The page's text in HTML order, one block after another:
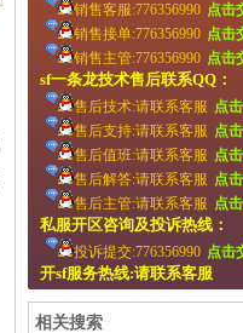
销售客服:776356990 点击
销售接单:776356990 点击
销售主管:776356990 点击
sf一条龙技术售后联系QQ：
售后技术:请联系客服 点
售后支持:请联系客服 点
售后值班:请联系客服 点
售后解答:请联系客服 点
售后主管:请联系客服 点
私服开区咨询及投诉热线：
投诉提交:776356990 点击
开sf服务热线:请联系客服
相关搜索